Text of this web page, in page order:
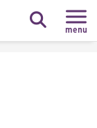
menu